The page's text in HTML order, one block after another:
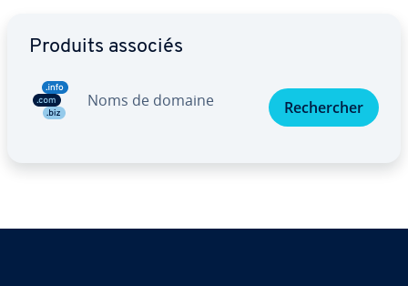
Produits associés
Noms de domaine Re­cher­cher